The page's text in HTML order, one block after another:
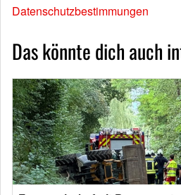
Datenschutzbestimmungen
Das könnte dich auch